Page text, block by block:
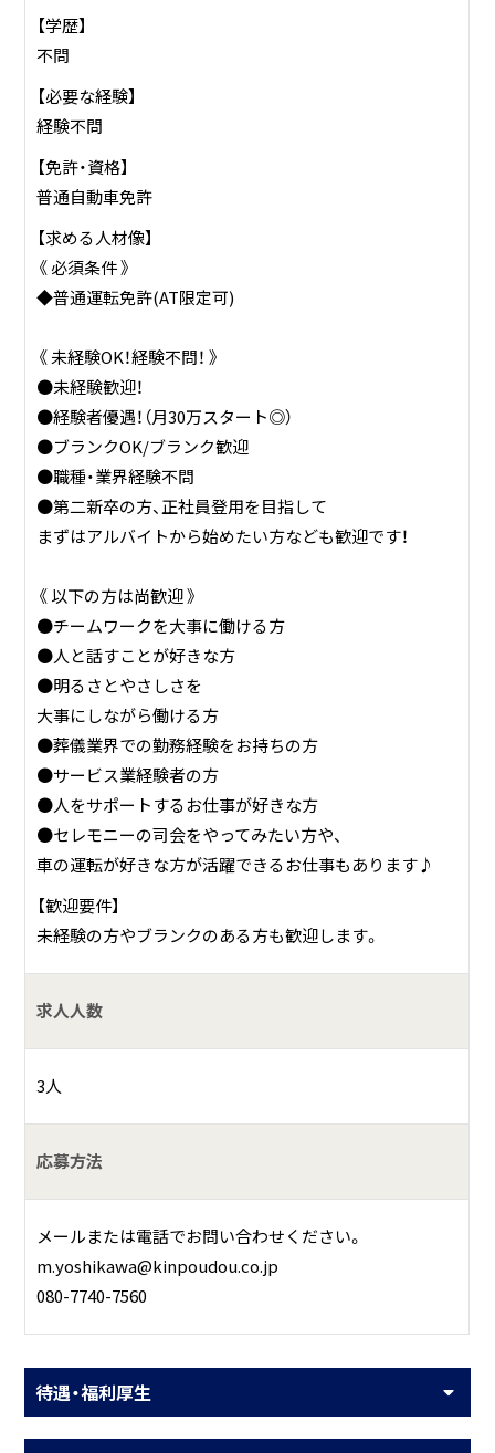
【学歴】
不問
【必要な経験】
経験不問
【免許・資格】
普通自動車免許
【求める人材像】
《 必須条件 》
◆普通運転免許(AT限定可)
《 未経験OK！経験不問！ 》
●未経験歓迎！
●経験者優遇！（月30万スタート◎）
●ブランクOK/ブランク歓迎
●職種・業界経験不問
●第二新卒の方、正社員登用を目指して
まずはアルバイトから始めたい方なども歓迎です！
《 以下の方は尚歓迎 》
●チームワークを大事に働ける方
●人と話すことが好きな方
●明るさとやさしさを
大事にしながら働ける方
●葬儀業界での勤務経験をお持ちの方
●サービス業経験者の方
●人をサポートするお仕事が好きな方
●セレモニーの司会をやってみたい方や、
車の運転が好きな方が活躍できるお仕事もあります♪
【歓迎要件】
未経験の方やブランクのある方も歓迎します。
求人人数
3人
応募方法
メールまたは電話でお問い合わせください。
m.yoshikawa@kinpoudou.co.jp
080-7740-7560
待遇・福利厚生